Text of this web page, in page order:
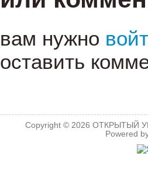
вам нужно
оставить
Copyright © 2026ОТКРЫТЫЙ
Powered